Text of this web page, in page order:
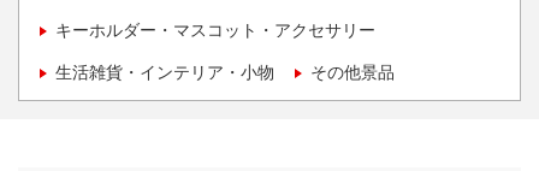
キーホルダー・マスコット・アクセサリー
生活雑貨・インテリア・小物 その他景品